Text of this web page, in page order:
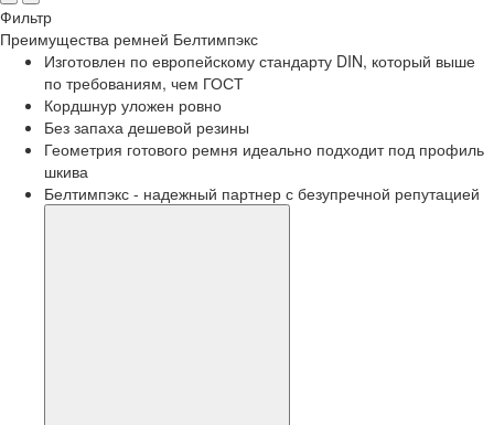
Фильтр
Преимущества ремней Белтимпэкс
Изготовлен по европейскому стандарту DIN, который выше
по требованиям, чем ГОСТ
Кордшнур уложен ровно
Без запаха дешевой резины
Геометрия готового ремня идеально подходит под профиль
шкива
Белтимпэкс - надежный партнер с безупречной репутацией